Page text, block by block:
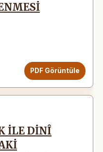
PDF Görüntüle
İLE DİNÎ